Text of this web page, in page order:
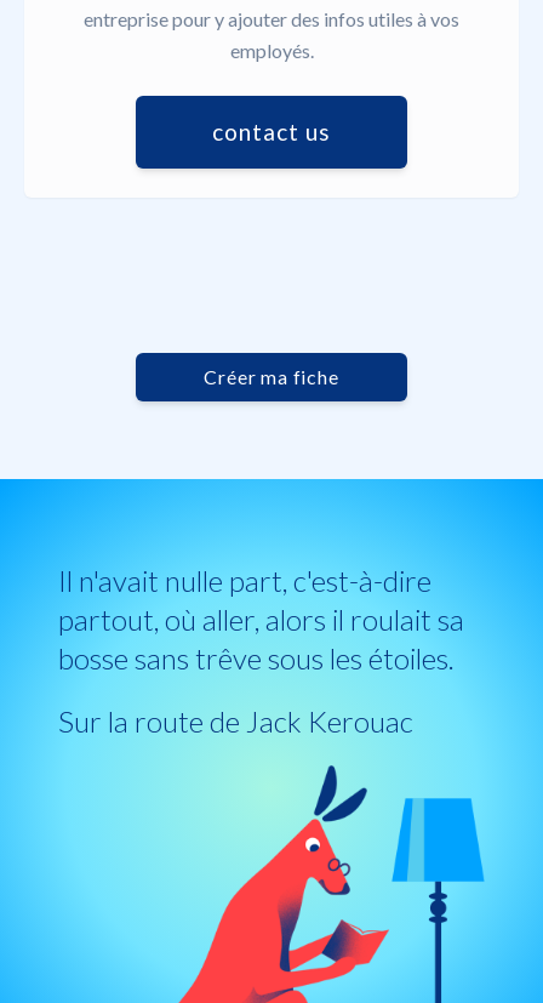
entreprise pour y ajouter des infos utiles à vos
employés.
contact us
Créer ma fiche
Il n'avait nulle part, c'est-à-dire
partout, où aller, alors il roulait sa
bosse sans trêve sous les étoiles.
Sur la route de Jack Kerouac